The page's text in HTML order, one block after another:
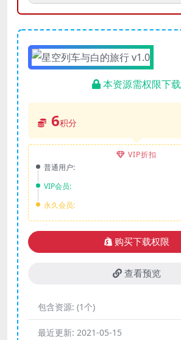
本资源需权限下载
6积分
VIP折扣
普通用户:
VIP会员:
永久会员:
购买下载权限
查看预览
包含资源: (1个)
最近更新: 2021-05-15